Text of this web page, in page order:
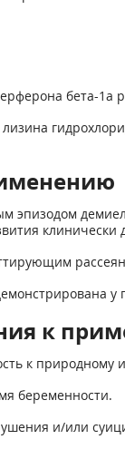
бета-1а
эпизодом
клинически
к
к природному
беременности.
и/или